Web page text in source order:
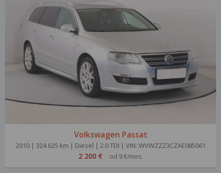
Volkswagen Passat
2010 | 324 625 km | Diesel | 2.0 TDI | VIN: WVWZZZ3CZAE085061
2 200 € od 9 €/mes.